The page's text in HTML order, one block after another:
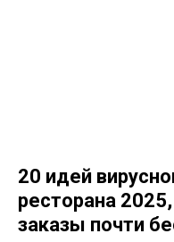
20 идей
ресторана
заказы почти